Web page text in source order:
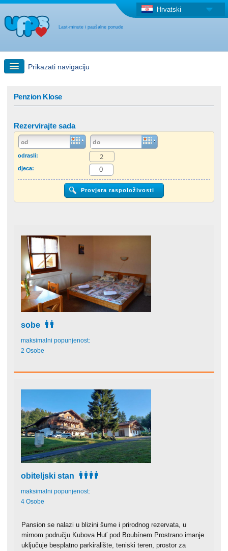
Last-minute i paušalne ponude
Hrvatski
Prikazati navigaciju
"Last Minute"ponuda + Paušalna ponuda
Druga država
Penzion Klose
Rezervirajte sada
odrasli:
djeca:
sobe
maksimalni popunjenost:
2 Osobe
obiteljski stan
maksimalni popunjenost:
4 Osobe
Pansion se nalazi u blizini šume i prirodnog rezervata, u
mirnom području Kubova Huť pod Boubínem.Prostrano imanje
uključuje besplatno parkiralište, teniski teren, prostor za